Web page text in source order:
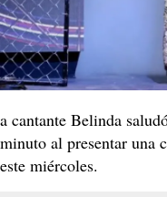
a cantante Belinda
minuto al presentar una
este miércoles.